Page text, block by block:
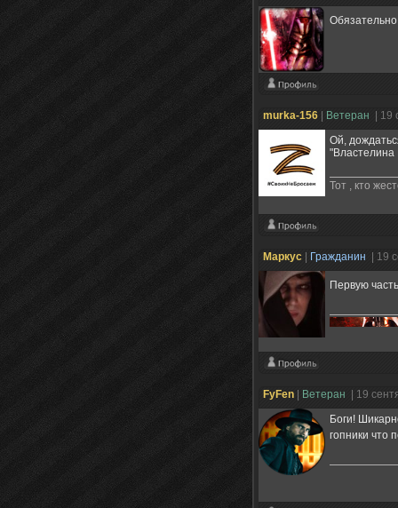
murka-156 Ветеран
|
Ой,
"Властелина
Тот , кто
Маркус Гражданин | 19
Первую
FyFen Ветеран
| 19
Боги!
гопники что